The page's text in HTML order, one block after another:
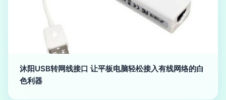
沐阳USB转网线接口 让平板电脑轻松接入有线网络的白
色利器